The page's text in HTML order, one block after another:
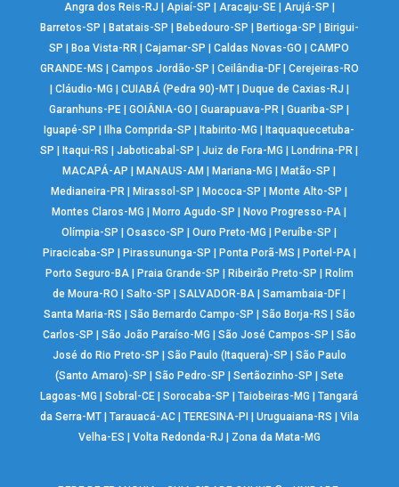
Angra dos Reis-RJ Apiaí-SP Aracaju-SE| Arujá-SP
Barretos-SP
Batatais-SP Bebedouro-SP Bertioga-SP
Birigui-
SP
Boa Vista-RR |Cajamar-SP |Caldas Novas-GO |CAMPO
GRANDE-MS
Campos Jordão-SP Ceilândia-DF| Cerejeiras-RO
Cláudio-MG CUIABÁ (Pedra 90)-MT| Duque de Caxias-RJ
Garanhuns-PE |GOIÂNIA-GO |Guarapuava-PR |Guariba-SP
Iguapé-SP
Ilha Comprida-SP Itabirito-MG
Itaquaquecetuba-
SP
Itaqui-RS |Jaboticabal-SP |Juiz de Fora-MG Londrina-PR
MACAPÁ-AP
MANAUS-AM Mariana-MG Matão-SP
Medianeira-PR
Mirassol-SP Mococa-SP Monte Alto-SP
Montes Claros-MG
Morro Agudo-SP Novo Progresso-PA
Olímpia-SP
|Osasco-SP |Ouro Preto-MG Peruíbe-SP
Piracicaba-SP
Pirassununga-SP Ponta Porã-MS Portel-PA|
Porto Seguro-BA| Praia Grande-SP Ribeirão Preto-SP
Rolim
de Moura-RO
|Salto-SP |SALVADOR-BA |Samambaia-DF
Santa Maria-RS
São Bernardo Campo-SP São Borja-RS
São
Carlos-SP
São João Paraíso-MG São José Campos-SP
São
José do Rio Preto-SP
São Paulo (Itaquera)-SP
São Paulo
(Santo Amaro)-SP
São Pedro-SP Sertãozinho-SP
Sete
Lagoas-MG
|Sobral-CE |Sorocaba-SP |Taiobeiras-MG |Tangará
da Serra-MT| Tarauacá-AC| TERESINA-PI Uruguaiana-RS
Vila
Velha-ES
Volta Redonda-RJ Zona da Mata-MG